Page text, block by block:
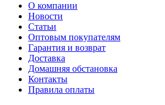
О компании
Новости
Статьи
Оптовым покупателям
Гарантия и возврат
Доставка
Домашняя обстановка
Контакты
Правила оплаты